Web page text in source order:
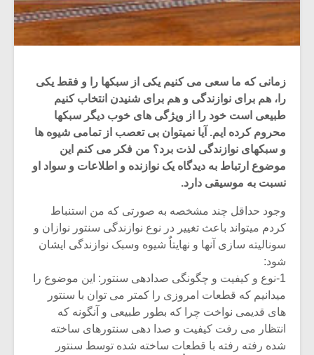
زمانی که ما سعی می کنیم یکی از سبکها را و فقط یکی
را، هم برای نوازندگی و هم برای شنیدن انتخاب کنیم
طبیعی است خود را از ویژگی های خوب دیگر سبکها
محروم کرده ایم. آیا نمیتوان بی تعصب از تمامی شیوه ها
و سبکهای نوازندگی لذت برد؟ من فکر می کنم این
موضوع ارتباط به دیدگاه یک نوازنده و اطلاعات و سواد او
نسبت به موسیقی دارد.
وجود حداقل چند مشخصه به صورتی که من استنباط
کردم میتواند باعث تغییر در نوع نوازندگی سنتور نوازان و
سونالیته سازی آنها و نهایتاٌ شیوه وسبک نوازندگی ایشان
شود:
1-نوع و کیفیت و چگونگی صدادهی سنتور: این موضوع را
میدانیم که قطعات امروزی را کمتر می توان با سنتور
های قدیمی نواخت چرا که بطور طبیعی و آنگونه که
انتظار می رفت کیفیت و صدا دهی سنتورهای ساخته
شده رفته رفته با قطعات ساخته شده توسط سنتور